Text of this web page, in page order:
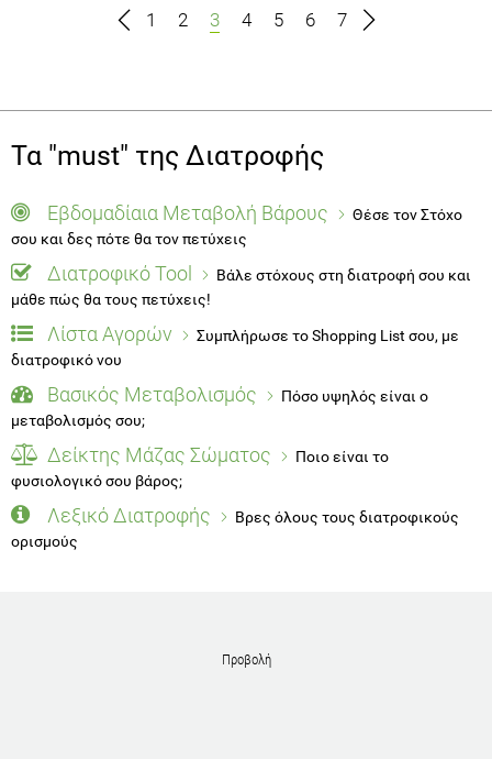
1 2 3 4 5 6 7
Τα "must" της Διατροφής
Εβδομαδίαια Μεταβολή Βάρους
Θέσε τον Στόχο
σου και δες πότε θα τον πετύχεις
Διατροφικό Tool
Βάλε στόχους στη διατροφή σου και
μάθε πώς θα τους πετύχεις!
Λίστα Αγορών
Συμπλήρωσε το Shopping List σου, με
διατροφικό νου
Βασικός Μεταβολισμός
Πόσο υψηλός είναι ο
μεταβολισμός σου;
Δείκτης Μάζας Σώματος
Ποιο είναι το
φυσιολογικό σου βάρος;
Λεξικό Διατροφής
Βρες όλους τους διατροφικούς
ορισμούς
Προβολή